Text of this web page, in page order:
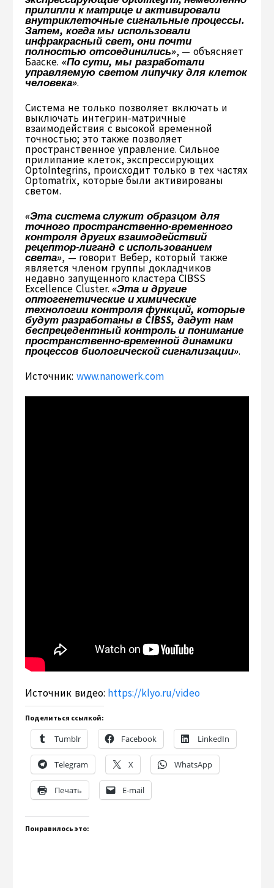
прилипли к матрице и активировали
внутриклеточные сигнальные процессы.
Затем, когда мы использовали
инфракрасный свет, они почти
полностью отсоединились», — объясняет
Бааске. «По сути, мы разработали
управляемую светом липучку для клеток
человека».
Система не только позволяет включать и
выключать интегрин-матричные
взаимодействия с высокой временной
точностью; это также позволяет
пространственное управление. Сильное
прилипание клеток, экспрессирующих
OptoIntegrins, происходит только в тех частях
Optomatrix, которые были активированы
светом.
«Эта система служит образцом для
точного пространственно-временного
контроля других взаимодействий
рецептор-лиганд с использованием
света», — говорит Вебер, который также
является членом группы докладчиков
недавно запущенного кластера CIBSS
Excellence Cluster.«Эта и другие
оптогенетические и химические
технологии контроля функций, которые
будут разработаны в CIBSS, дадут нам
беспрецедентный контроль и понимание
пространственно-временной динамики
процессов биологической сигнализации».
Источник: www.nanowerk.com
Источник видео: https://klyo.ru/video
Поделиться ссылкой:
Tumblr Facebook LinkedIn
Telegram X WhatsApp
Печать E-mail
Понравилось это: